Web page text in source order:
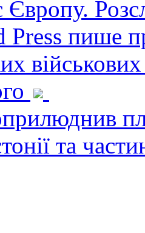
Європу.
Press пише
та